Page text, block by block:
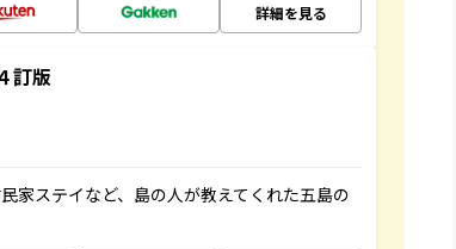
詳細を見る
訂版
家ステイなど、島の人が教えてくれた五島の